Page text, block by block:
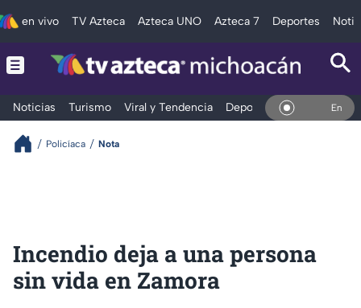
en vivo TV Azteca Azteca UNO Azteca 7 Deportes
Noticias Turismo Viral y Tendencia Deportes Espectáculos
En Vivo
Policíaca Nota
Incendio deja a una persona
sin vida en Zamora